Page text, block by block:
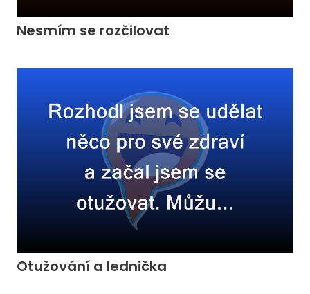
Nesmím se rozčilovat
Otužování a lednička